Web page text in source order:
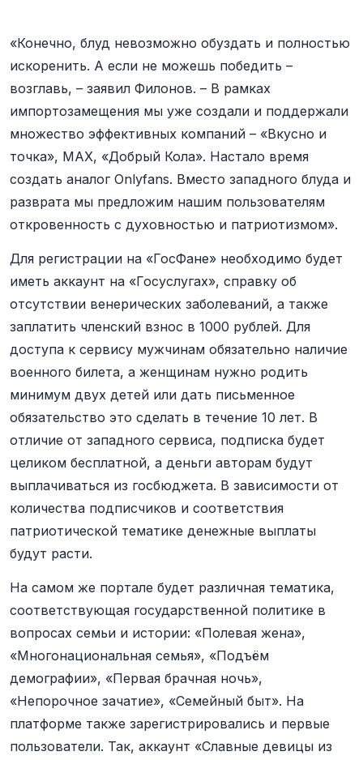
«Конечно, блуд невозможно обуздать и полностью
искоренить. А если не можешь победить –
возглавь, – заявил Филонов. – В рамках
импортозамещения мы уже создали и поддержали
множество эффективных компаний – «Вкусно и
точка», МАХ, «Добрый Кола». Настало время
создать аналог Onlyfans. Вместо западного блуда и
разврата мы предложим нашим пользователям
откровенность с духовностью и патриотизмом».
Для регистрации на «ГосФане» необходимо будет
иметь аккаунт на «Госуслугах», справку об
отсутствии венерических заболеваний, а также
заплатить членский взнос в 1000 рублей. Для
доступа к сервису мужчинам обязательно наличие
военного билета, а женщинам нужно родить
минимум двух детей или дать письменное
обязательство это сделать в течение 10 лет. В
отличие от западного сервиса, подписка будет
целиком бесплатной, а деньги авторам будут
выплачиваться из госбюджета. В зависимости от
количества подписчиков и соответствия
патриотической тематике денежные выплаты
будут расти.
На самом же портале будет различная тематика,
соответствующая государственной политике в
вопросах семьи и истории: «Полевая жена»,
«Многонациональная семья», «Подъём
демографии», «Первая брачная ночь»,
«Непорочное зачатие», «Семейный быт». На
платформе также зарегистрировались и первые
пользователи. Так, аккаунт «Славные девицы из